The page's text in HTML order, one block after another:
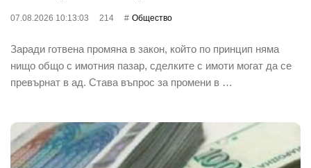
07.08.2026 10:13:03 214 Общество
Заради готвена промяна в закон, който по принцип няма
нищо общо с имотния пазар, сделките с имоти могат да се
превърнат в ад. Става въпрос за промени в …